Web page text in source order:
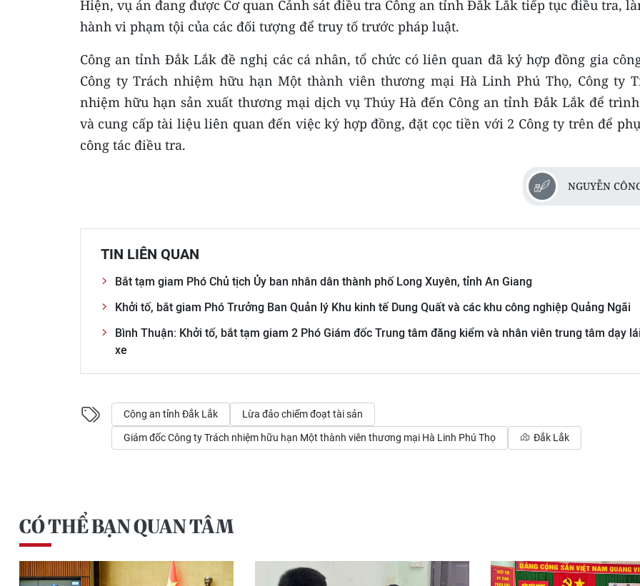
Hiện, vụ án đang được Cơ quan Cảnh sát điều tra Công an tỉnh Đắk Lắk tiếp tục điều tra,
hành vi phạm tội của các đối tượng để truy tố trước pháp luật.
Công an tỉnh Đắk Lắk đề nghị các cá nhân, tổ chức có liên quan đã ký hợp đồng gia
Công ty Trách nhiệm hữu hạn Một thành viên thương mại Hà Linh Phú Thọ, Công ty
nhiệm hữu hạn sản xuất thương mại dịch vụ Thúy Hà đến Công an tỉnh Đắk Lắk để
và cung cấp tài liệu liên quan đến việc ký hợp đồng, đặt cọc tiền với 2 Công ty trên để
công tác điều tra.
NGUYỄN
TIN LIÊN QUAN
Bắt tạm giam Phó Chủ tịch Ủy ban nhân dân thành phố Long Xuyên, tỉnh An Giang
Khởi tố, bắt giam Phó Trưởng Ban Quản lý Khu kinh tế Dung Quất và các khu công nghiệp Quảng Ngãi
Bình Thuận: Khởi tố, bắt tạm giam 2 Phó Giám đốc Trung tâm đăng kiểm và nhân viên trung tâm dạy lái
xe
Công an tỉnh Đắk Lắk Lừa đảo chiếm đoạt tài sản
Giám đốc Công ty Trách nhiệm hữu hạn Một thành viên thương mại Hà Linh Phú Thọ Đắk Lắk
CÓ THỂ BẠN QUAN TÂM